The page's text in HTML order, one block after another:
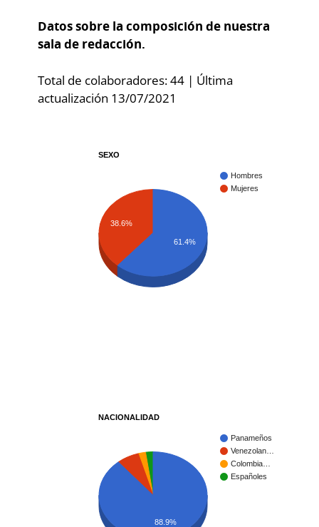
Datos sobre la composición de nuestra
sala de redacción.
Total de colaboradores: 44 | Última
actualización 13/07/2021